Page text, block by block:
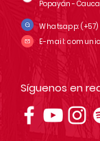
Popayán -
Whatsapp: (+57)
E-mail:
Síguenos en